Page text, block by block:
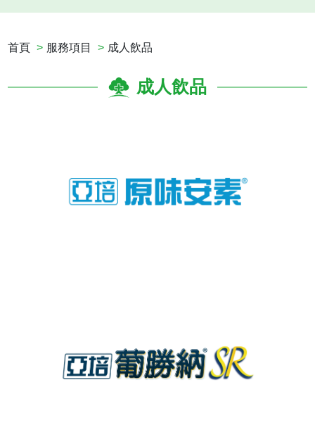
首頁 服務項目 成人飲品
成人飲品